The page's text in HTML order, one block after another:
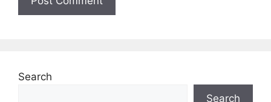
Search
Search